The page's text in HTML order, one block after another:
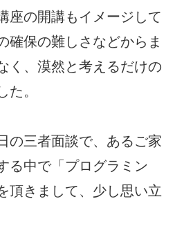
座の開講もイメージして
確保の難しさなどからま
く、漠然と考えるだけの
た。
の三者面談で、あるご家
る中で「プログラミン
頂きまして、少し思い立